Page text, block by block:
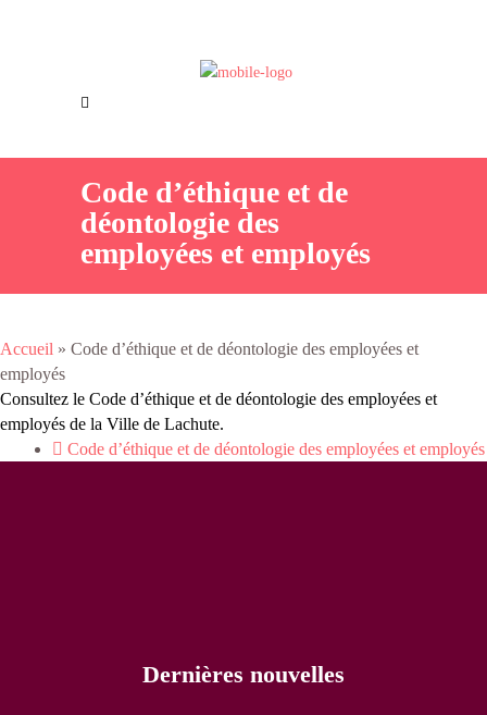
Offres d’emploi
Code d’éthique et de
déontologie des
employées et employés
Accueil » Code d’éthique et de déontologie des employées et
employés
Consultez le Code d’éthique et de déontologie des employées et
employés de la Ville de Lachute.
Code d’éthique et de déontologie des employées et employés
Dernières nouvelles